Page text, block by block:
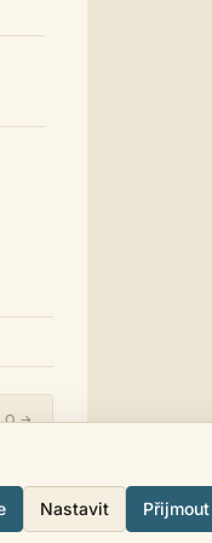
→
nesedne
Jarda468
Nastavit